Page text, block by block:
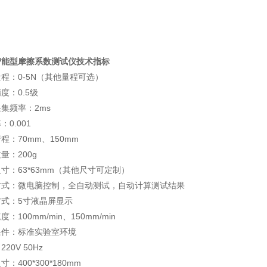
型摩擦系数测试仪技术指标
：0-5N（其他量程可选）
：0.5级
频率：2ms
0.001
：70mm、150mm
：200g
：63*63mm（其他尺寸可定制）
：微电脑控制，全自动测试，自动计算测试结果
：5寸液晶屏显示
：100mm/min、150mm/min
：标准实验室环境
50Hz
：400*300*180mm